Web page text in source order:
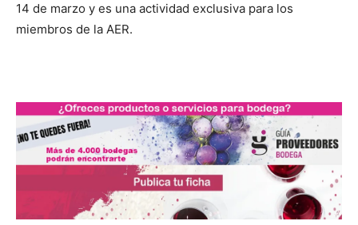
14 de marzo y es una actividad exclusiva para los
miembros de la AER.